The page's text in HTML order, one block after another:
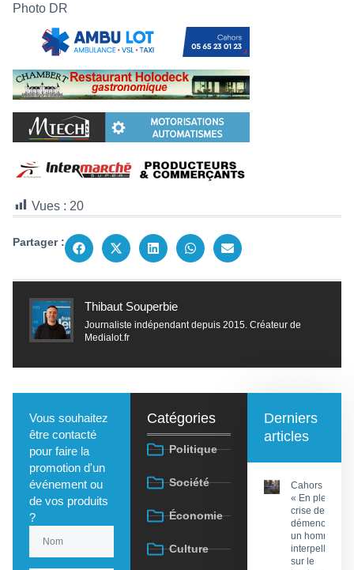
Photo DR
Vues : 20
Partager :
Thibaut Souperbie
Journaliste indépendant depuis 2015. Créateur de
Medialot.fr
Vous souhaitez
être contacté
pour faire la
promotion d'un
événement ou
de vos produits
?
Catégories
Politique
Société
Économie
Culture
Derniers
articles
Cahors :
« En pleine
crise de
démence »,
un homme
interpellé
sur le